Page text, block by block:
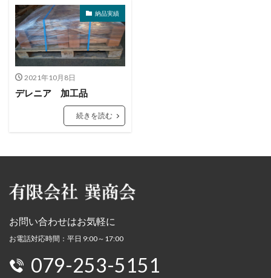
納品実績
2021年10月8日
デレニア 加工品
続きを読む
お問い合わせはお気軽に
お電話対応時間：平日 9:00～17:00
079-253-5151